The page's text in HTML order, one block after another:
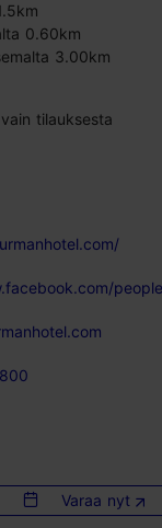
0.60km
3.00km
tilauksesta
36
Varaa nyt